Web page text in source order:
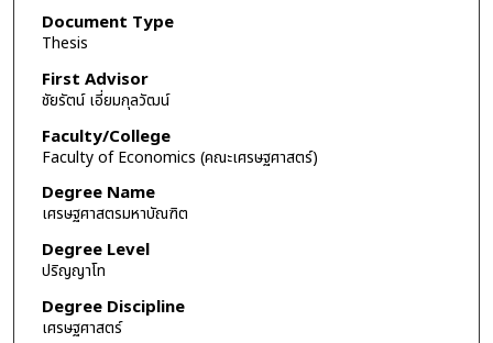
Document Type
Thesis
First Advisor
ชัยรัตน์ เอี่ยมกุลวัฒน์
Faculty/College
Faculty of Economics (คณะเศรษฐศาสตร์)
Degree Name
เศรษฐศาสตรมหาบัณฑิต
Degree Level
ปริญญาโท
Degree Discipline
เศรษฐศาสตร์